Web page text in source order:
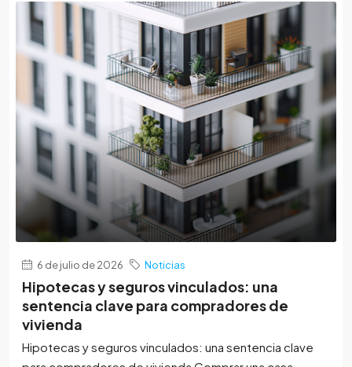
6 de julio de 2026 Noticias
Hipotecas y seguros vinculados: una
sentencia clave para compradores de
vivienda
Hipotecas y seguros vinculados: una sentencia clave